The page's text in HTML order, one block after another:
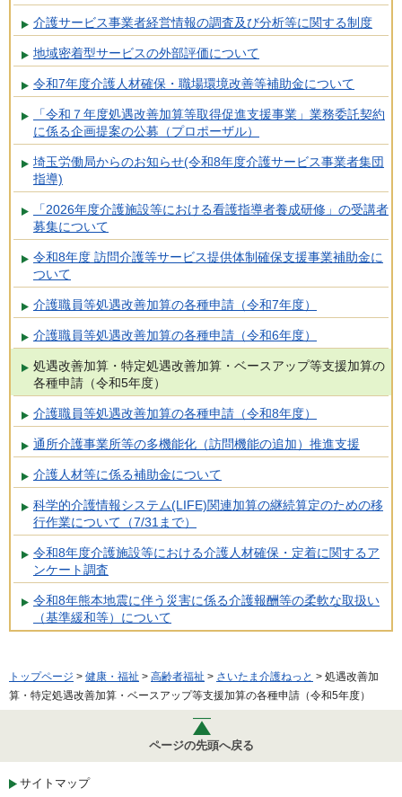
介護サービス事業者経営情報の調査及び分析等に関する制度
地域密着型サービスの外部評価について
令和7年度介護人材確保・職場環境改善等補助金について
「令和７年度処遇改善加算等取得促進支援事業」業務委託契約
に係る企画提案の公募（プロポーザル）
埼玉労働局からのお知らせ(令和8年度介護サービス事業者集団
指導)
「2026年度介護施設等における看護指導者養成研修」の受講者
募集について
令和8年度 訪問介護等サービス提供体制確保支援事業補助金に
ついて
介護職員等処遇改善加算の各種申請（令和7年度）
介護職員等処遇改善加算の各種申請（令和6年度）
処遇改善加算・特定処遇改善加算・ベースアップ等支援加算の
各種申請（令和5年度）
介護職員等処遇改善加算の各種申請（令和8年度）
通所介護事業所等の多機能化（訪問機能の追加）推進支援
介護人材等に係る補助金について
科学的介護情報システム(LIFE)関連加算の継続算定のための移
行作業について（7/31まで）
令和8年度介護施設等における介護人材確保・定着に関するア
ンケート調査
令和8年熊本地震に伴う災害に係る介護報酬等の柔軟な取扱い
（基準緩和等）について
トップページ > 健康・福祉 > 高齢者福祉 > さいたま介護ねっと > 処遇改善加
算・特定処遇改善加算・ベースアップ等支援加算の各種申請（令和5年度）
ページの先頭へ戻る
サイトマップ